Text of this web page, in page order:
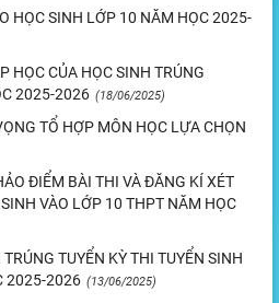
HỌC SINH LỚP 10 NĂM HỌC 2025-
HỌC CỦA HỌC SINH TRÚNG
2025-2026 (18/06/2025)
TỔ HỢP MÔN HỌC LỰA CHỌN
ĐIỂM BÀI THI VÀ ĐĂNG KÍ XÉT
VÀO LỚP 10 THPT NĂM HỌC
TUYỂN KỲ THI TUYỂN SINH
2025-2026 (13/06/2025)